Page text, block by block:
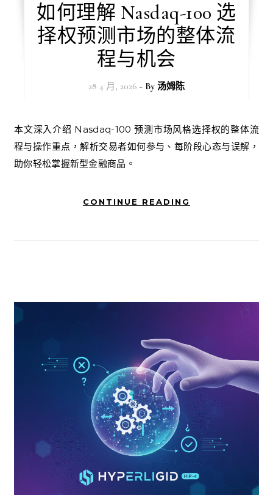
如何理解 Nasdaq-100 选
择权预测市场的整体流
程与机会
28 4 月, 2026 - By 汤姆陈
本文深入介绍 Nasdaq-100 预测市场风格选择权的整体流
程与操作重点，解析交易者如何参与、每阶段心态与误解，
助你轻松掌握新型金融商品。
CONTINUE READING